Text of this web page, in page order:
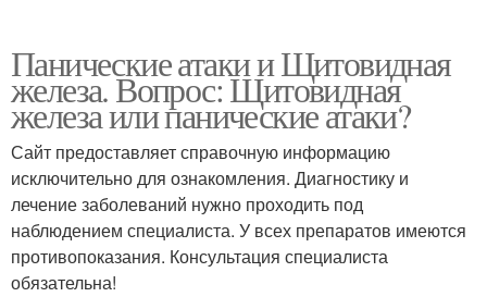
Панические атаки и Щитовидная
железа. Вопрос: Щитовидная
железа или панические атаки?
Сайт предоставляет справочную информацию
исключительно для ознакомления. Диагностику и
лечение заболеваний нужно проходить под
наблюдением специалиста. У всех препаратов имеются
противопоказания. Консультация специалиста
обязательна!